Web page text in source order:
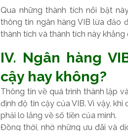
Qua những thành tích nổi bật
thông tin ngân hàng VIB lừa đảo
thành tích và thành tích này khẳng
IV. Ngân hàng
cậy hay không?
Thông tin về quá trình thành lập
định độ tin cậy của VIB. Vì vậy,
phải lo lắng về số tiền của mình.
Đồng thời, nhờ những ưu đãi và